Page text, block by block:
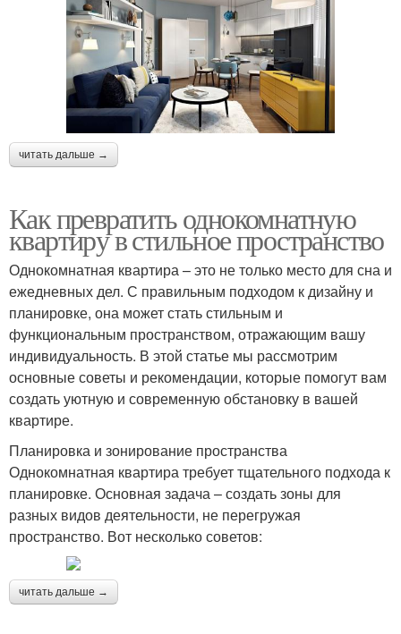
читать дальше →
Как превратить однокомнатную
квартиру в стильное пространство
Однокомнатная квартира – это не только место для сна и
ежедневных дел. С правильным подходом к дизайну и
планировке, она может стать стильным и
функциональным пространством, отражающим вашу
индивидуальность. В этой статье мы рассмотрим
основные советы и рекомендации, которые помогут вам
создать уютную и современную обстановку в вашей
квартире.
Планировка и зонирование пространства
Однокомнатная квартира требует тщательного подхода к
планировке. Основная задача – создать зоны для
разных видов деятельности, не перегружая
пространство. Вот несколько советов:
читать дальше →